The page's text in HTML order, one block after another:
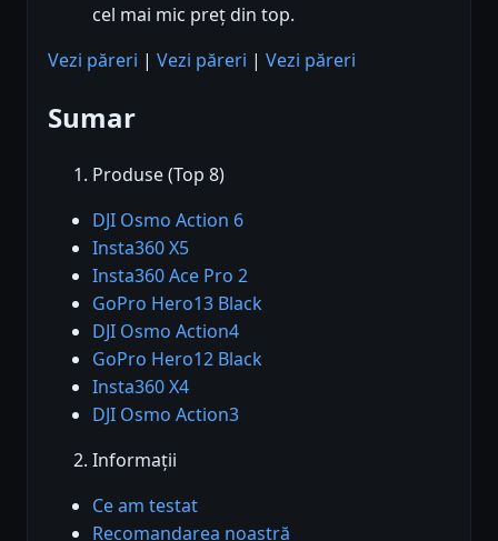
cel mai mic preț din top.
Vezi păreri | Vezi păreri | Vezi păreri
Sumar
Produse (Top 8)
DJI Osmo Action 6
Insta360 X5
Insta360 Ace Pro 2
GoPro Hero13 Black
DJI Osmo Action4
GoPro Hero12 Black
Insta360 X4
DJI Osmo Action3
Informații
Ce am testat
Recomandarea noastră